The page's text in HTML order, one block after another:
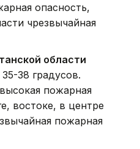
опасность,
чрезвычайная
области
38 градусов.
пожарная
востоке, в центре
пожарная